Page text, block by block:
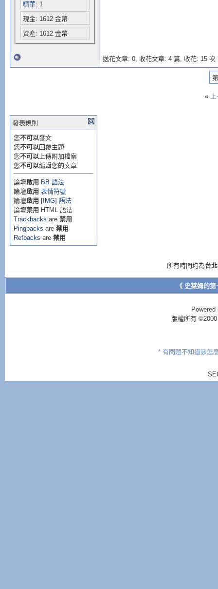
精華: 1
現金: 1612 金幣
資產: 1612 金幣
送花文章: 0, 收花文章: 4 篇, 收花: 15 次
«
發表規則
您不可以發文
您不可以回覆主題
您不可以上傳附加檔案
您不可以編輯您的文章
論壇啟用 BB 語法
論壇啟用 表情符號
論壇啟用 [IMG] 語法
論壇禁用 HTML 語法
Trackbacks are 禁用
Pingbacks are 禁用
Refbacks are 禁用
所有時間均為台
《 史萊姆的
版權所有
* 有問題不知道該怎